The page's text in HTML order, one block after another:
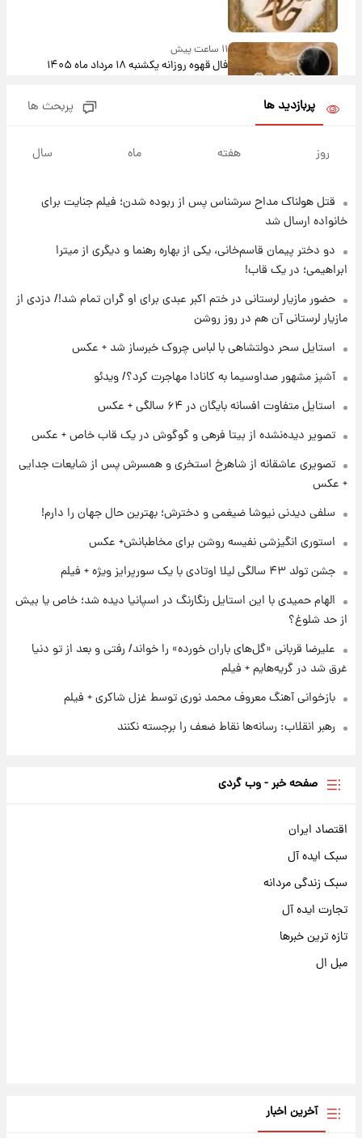
۱۱ ساعت پیش
فال قهوه روزانه یکشنبه ۱۸ مرداد ماه ۱۴۰۵
۲۰ ساعت پیش
لیونل مسی عزادار شد! + جزئیات
۲۳ ساعت پیش
لحظه برخورد رعد و برق به ساختمان مرکز تجارت
جهانی در آمریکا + فیلم
برای اولین بار؛ انتشار تصاویری از رهبر جدید
انقلاب/ویدیو
تصاویر عمامه بستن به شیوه خاتمی/ویدیو
پربازدید ها پربحث ها
روز هفته ماه سال
قتل هولناک مداح سرشناس پس از ربوده شدن؛ فیلم جنایت برای
خانواده ارسال شد
دو دختر پیمان قاسم‌خانی، یکی از بهاره رهنما و دیگری از میترا
ابراهیمی؛ در یک قاب!
حضور مازیار لرستانی در ختم اکبر عبدی برای او گران تمام شد!/ دزدی از
مازیار لرستانی آن هم در روز روشن
استایل سحر دولتشاهی با لباس چروک خبرساز شد + عکس
آشپز مشهور صداوسیما به کانادا مهاجرت کرد؟/ ویدئو
استایل متفاوت افسانه بایگان در ۶۴ سالگی + عکس
تصویر دیده‌نشده از بیتا فرهی و گوگوش در یک قاب خاص + عکس
تصویری عاشقانه از شاهرخ استخری و همسرش پس از شایعات جدایی
+ عکس
سلفی دیدنی نیوشا ضیغمی و دخترش؛ بهترین حال جهان را دارم!
استوری انگیزشی نفیسه روشن برای مخاطبانش+ عکس
جشن تولد ۴۳ سالگی لیلا اوتادی با یک سورپرایز ویژه + فیلم
الهام حمیدی با این استایل رنگارنگ در اسپانیا دیده شد؛ خاص یا بیش
از حد شلوغ؟
علیرضا قربانی «گل‌های باران خورده» را خواند/ رفتی و بعد از تو دنیا
غرق شد در گریه‌هایم + فیلم
بازخوانی آهنگ معروف محمد نوری توسط غزل شاکری + فیلم
رهبر انقلاب: رسانه‌ها نقاط ضعف را برجسته نکنند
صفحه خبر - وب گردی
اقتصاد ایران
سبک ایده آل
سبک زندگی مردانه
تجارت ایده آل
تازه ترین خبرها
مبل ال
آخرین اخبار